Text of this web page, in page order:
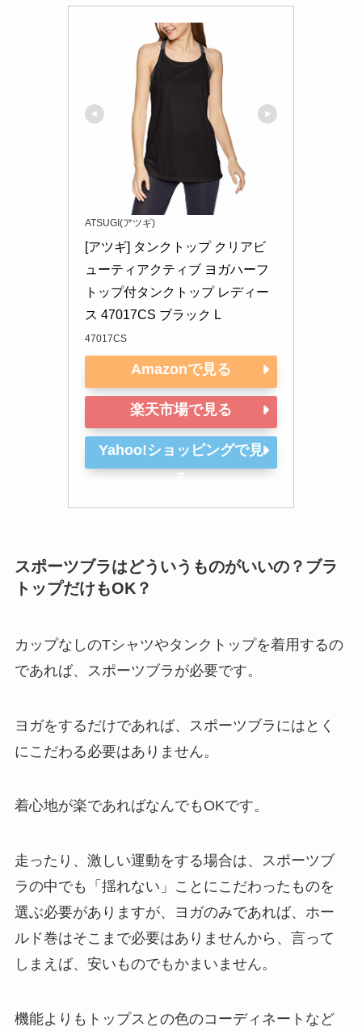
ATSUGI(アツギ)
[アツギ] タンクトップ クリアビ
ューティアクティブ ヨガハーフ
トップ付タンクトップ レディー
ス 47017CS ブラック L
47017CS
Amazonで見る
楽天市場で見る
Yahoo!ショッピングで見
スポーツブラはどういうものがいいの？ブラ
トップだけもOK？
カップなしのTシャツやタンクトップを着用するの
であれば、スポーツブラが必要です。
ヨガをするだけであれば、スポーツブラにはとく
にこだわる必要はありません。
着心地が楽であればなんでもOKです。
走ったり、激しい運動をする場合は、スポーツブ
ラの中でも「揺れない」ことにこだわったものを
選ぶ必要がありますが、ヨガのみであれば、ホー
ルド巻はそこまで必要はありませんから、言って
しまえば、安いものでもかまいません。
機能よりもトップスとの色のコーディネートなど